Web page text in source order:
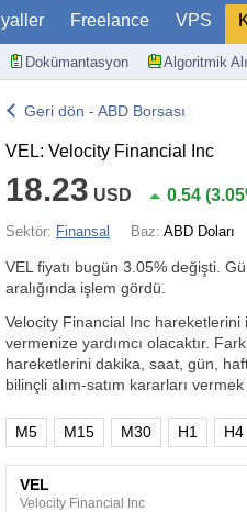
Freelance VPS
Dokümantasyon Algoritmik
Geri dön - ABD Borsası
VEL: Velocity Financial Inc
18.23 USD 0.54 (
Sektör: Finansal Baz: ABD Doları
VEL fiyatı bugün 3.05% değişti.
aralığında işlem gördü.
Velocity Financial Inc hareketlerini
vermenize yardımcı olacaktır.
hareketlerini dakika, saat, gün,
bilinçli alım-satım kararları
M5 M15 M30 H1 H4
VEL
Velocity Financial Inc